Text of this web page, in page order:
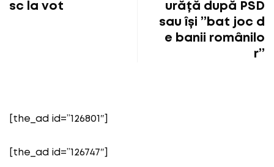
sc la vot
urăță după PSD
sau își ”bat joc d
e banii românilo
r”
[the_ad id=”126801″]
[the_ad id=”126747″]